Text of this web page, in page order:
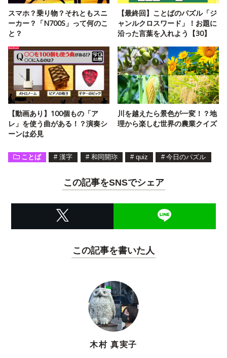
スマホ？乗り物？それともスニ
ーカー？「N700S」って何のこ
と？
【最終回】ことばのパズル「ジ
ャンルクロスワード」！お題に
沿った言葉を入れよう【30】
【動画あり】100個もの「ア
レ」を使う曲がある！？演奏シ
ーンは必見
川を越えたら景色が一変！？地
理から楽しむ世界の農業クイズ
ことば # 漢字 # 和同開珎 # quiz # 今日のパズル
この記事をSNSでシェア
この記事を書いた人
木村 真実子